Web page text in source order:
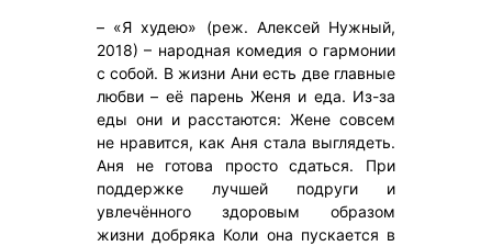
– «Я худею» (реж. Алексей Нужный,
2018) – народная комедия о гармонии
с собой. В жизни Ани есть две главные
любви – её парень Женя и еда. Из-за
еды они и расстаются: Жене совсем
не нравится, как Аня стала выглядеть.
Аня не готова просто сдаться. При
поддержке лучшей подруги и
увлечённого здоровым образом
жизни добряка Коли она пускается в